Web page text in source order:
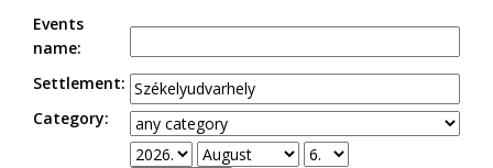
Events
name:
Settlement:
Category: